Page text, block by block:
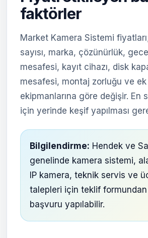
faktörler
Market Kamera Sistemi
sayısı, marka, çözünürlük,
mesafesi, kayıt cihazı, disk
mesafesi, montaj zorluğu ve
ekipmanlarına göre değişir. En
için yerinde keşif yapılması
Bilgilendirme: Hendek ve
genelinde kamera sistemi,
IP kamera, teknik servis ve
talepleri için teklif formundan
başvuru yapılabilir.